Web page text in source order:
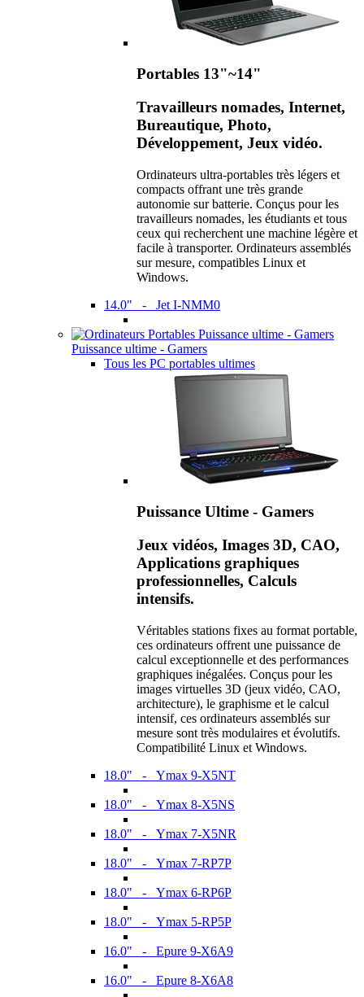
Portables 13"~14"
Travailleurs nomades, Internet,
Bureautique, Photo,
Développement, Jeux vidéo.
Ordinateurs ultra-portables très légers et
compacts offrant une très grande
autonomie sur batterie. Conçus pour les
travailleurs nomades, les étudiants et tous
ceux qui recherchent une machine légère et
facile à transporter. Ordinateurs assemblés
sur mesure, compatibles Linux et
Windows.
14.0" - Jet I-NMM0
Puissance ultime - Gamers
Tous les PC portables ultimes
Puissance Ultime - Gamers
Jeux vidéos, Images 3D, CAO,
Applications graphiques
professionnelles, Calculs
intensifs.
Véritables stations fixes au format portable,
ces ordinateurs offrent une puissance de
calcul exceptionnelle et des performances
graphiques inégalées. Conçus pour les
images virtuelles 3D (jeux vidéo, CAO,
architecture), le graphisme et le calcul
intensif, ces ordinateurs assemblés sur
mesure sont très modulaires et évolutifs.
Compatibilité Linux et Windows.
18.0" - Ymax 9-X5NT
18.0" - Ymax 8-X5NS
18.0" - Ymax 7-X5NR
18.0" - Ymax 7-RP7P
18.0" - Ymax 6-RP6P
18.0" - Ymax 5-RP5P
16.0" - Epure 9-X6A9
16.0" - Epure 8-X6A8